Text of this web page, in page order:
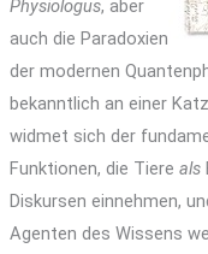
Physiologus, aber
auch die Paradoxien
der modernen
bekanntlich an einer
widmet sich der
Funktionen, die Tiere als
Diskursen einnehmen,
Agenten des Wissens